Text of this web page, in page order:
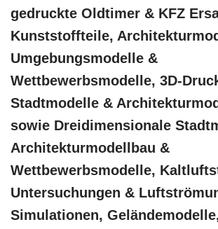
gedruckte Oldtimer & KFZ
Kunststoffteile,
Umgebungsmodelle &
Wettbewerbsmodelle, 3D-
Stadtmodelle &
sowie Dreidimensionale
Architekturmodellbau &
Wettbewerbsmodelle,
Untersuchungen &
Simulationen,